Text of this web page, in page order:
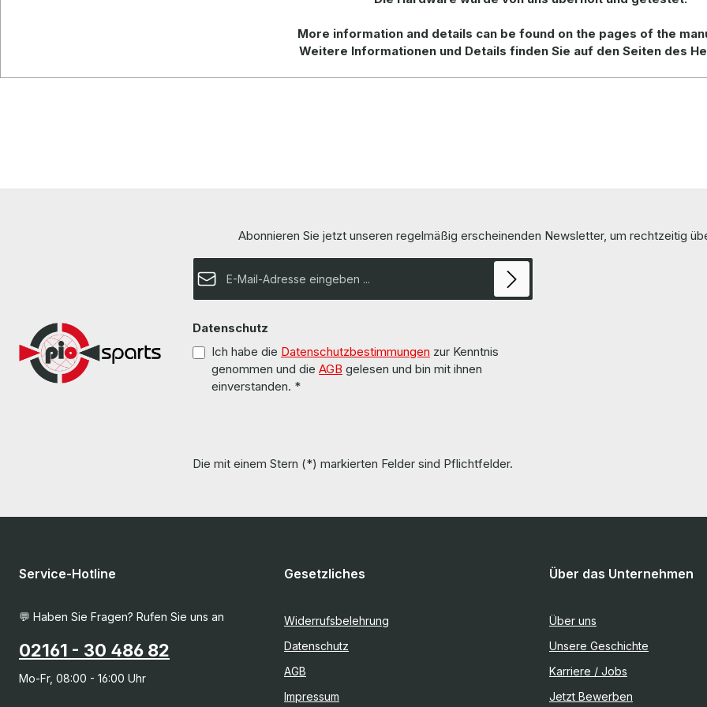
More information and details can be found on the pages of the
Weitere Informationen und Details finden Sie auf den Seiten des
Abonnieren Sie jetzt unseren regelmäßig erscheinenden Newsletter, um rechtzeitig
E-Mail-Adresse*
Datenschutz
Ich habe die Datenschutzbestimmungen zur Kenntnis
genommen und die AGB gelesen und bin mit ihnen
einverstanden. *
Die mit einem Stern (*) markierten Felder sind Pflichtfelder.
Service-Hotline
💬 Haben Sie Fragen? Rufen Sie uns an
02161 - 30 486 82
Mo-Fr, 08:00 - 16:00 Uhr
Gesetzliches
Widerrufsbelehrung
Datenschutz
AGB
Impressum
Über das Unternehmen
Über uns
Unsere Geschichte
Karriere / Jobs
Jetzt Bewerben